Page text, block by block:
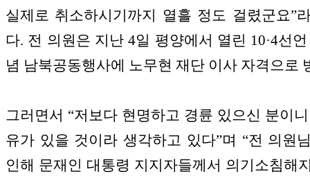
실제로 취소하시기까지 열흘 정도 걸렸군요”
다. 전 의원은 지난 4일 평양에서 열린 10·4선
념 남북공동행사에 노무현 재단 이사 자격으로
그러면서 “저보다 현명하고 경륜 있으신 분이
유가 있을 것이라 생각하고 있다”며 “전 의원
인해 문재인 대통령 지지자들께서 의기소침해